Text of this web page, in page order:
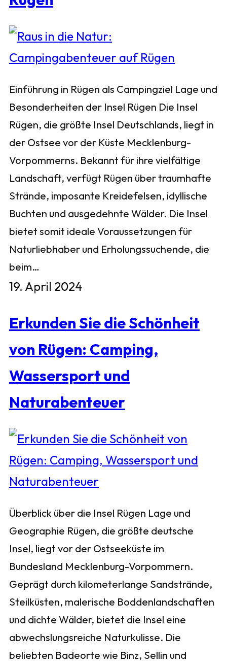
Einführung in Rügen als Campingziel Lage und
Besonderheiten der Insel Rügen Die Insel
Rügen, die größte Insel Deutschlands, liegt in
der Ostsee vor der Küste Mecklenburg-
Vorpommerns. Bekannt für ihre vielfältige
Landschaft, verfügt Rügen über traumhafte
Strände, imposante Kreidefelsen, idyllische
Buchten und ausgedehnte Wälder. Die Insel
bietet somit ideale Voraussetzungen für
Naturliebhaber und Erholungssuchende, die
beim…
19. April 2024
Erkunden Sie die Schönheit
von Rügen: Camping,
Wassersport und
Naturabenteuer
Überblick über die Insel Rügen Lage und
Geographie Rügen, die größte deutsche
Insel, liegt vor der Ostseeküste im
Bundesland Mecklenburg-Vorpommern.
Geprägt durch kilometerlange Sandstrände,
Steilküsten, malerische Boddenlandschaften
und dichte Wälder, bietet die Insel eine
abwechslungsreiche Naturkulisse. Die
beliebten Badeorte wie Binz, Sellin und